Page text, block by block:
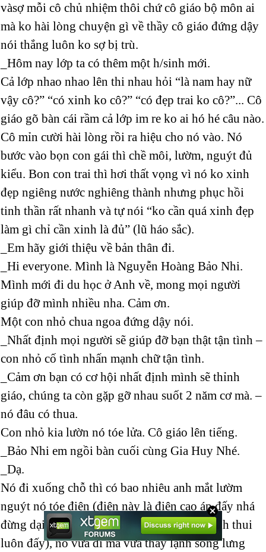
vàsợ mỗi cô chủ nhiệm thôi chứ cô giáo bộ môn ai
mà ko hài lòng chuyện gì về thầy cô giáo đứng dậy
nói thắng luôn ko sợ bị trù.
_Hôm nay lớp ta có thêm một h/sinh mới.
Cả lớp nhao nhao lên thi nhau hỏi “là nam hay nữ
vậy cô?” “có xinh ko cô?” “có đẹp trai ko cô?”... Cô
giáo gõ bàn cái rầm cả lớp im re ko ai hó hé câu nào.
Cô mỉn cười hài lòng rồi ra hiệu cho nó vào. Nó
bước vào bọn con gái thì chề môi, lườm, nguýt đủ
kiểu. Bon con trai thì hơi thất vọng vì nó ko xinh
đẹp ngiêng nước nghiêng thành nhưng phục hồi
tinh thần rất nhanh và tự nói “ko cần quá xinh đẹp
làm gì chỉ cần xinh là đủ” (lũ háo sắc).
_Em hãy giới thiệu về bản thân đi.
_Hi everyone. Mình là Nguyễn Hoàng Bảo Nhi.
Mình mới đi du học ở Anh về, mong mọi người
giúp đỡ mình nhiều nha. Cảm ơn.
Một con nhỏ chua ngoa đứng dậy nói.
_Nhất định mọi người sẽ giúp đỡ bạn thật tận tình –
con nhỏ cố tình nhấn mạnh chữ tận tình.
_Cảm ơn bạn có cơ hội nhất định mình sẽ thỉnh
giáo, chúng ta còn gặp gỡ nhau suốt 2 năm cơ mà. –
nó đâu có thua.
Con nhỏ kia lườn nó tóe lửa. Cô giáo lên tiếng.
_Bảo Nhi em ngồi bàn cuối cùng Gia Huy Nhé.
_Dạ.
Nó đi xuống chỗ thì có bao nhiêu anh mắt lườm
nguýt nó tóe điện (điện này là điện cao áp đấy nhá
đừng dại mà động vao ko là bị giật cho thanh thui
luôn đấy), nó vừa đi mà vừa thấy lạnh sống lưng